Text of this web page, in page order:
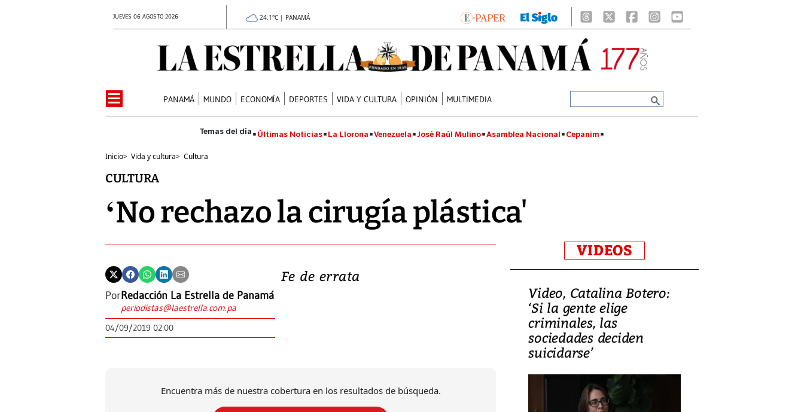
JUEVES 06 AGOSTO 2026 24.1°C | PANAMÁ
PANAMÁ MUNDO ECONOMÍA DEPORTES VIDA Y CULTURA OPINIÓN MULTIMEDIA
Últimas Noticias La Llorona Venezuela José Raúl Mulino Asamblea Nacional Cepanim
Inicio> Vida y cultura> Cultura
CULTURA
‘No rechazo la cirugía plástica'
PorRedacción La Estrella de Panamá
periodistas@laestrella.com.pa
04/09/2019 02:00
Fe de errata
Encuentra más de nuestra cobertura en los resultados de búsqueda.
VIDEOS
Video, Catalina Botero:
‘Si la gente elige
criminales, las
sociedades deciden
suicidarse’